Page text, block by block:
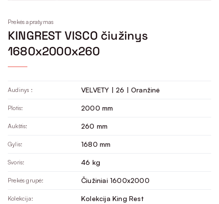
Prekės aprašymas
KINGREST VISCO čiužinys
1680x2000x260
Audinys : VELVETY | 26 | Oranžinė
Plotis: 2000 mm
Aukštis: 260 mm
Gylis: 1680 mm
Svoris: 46 kg
Prekės grupė: Čiužiniai 1600x2000
Kolekcija: Kolekcija King Rest